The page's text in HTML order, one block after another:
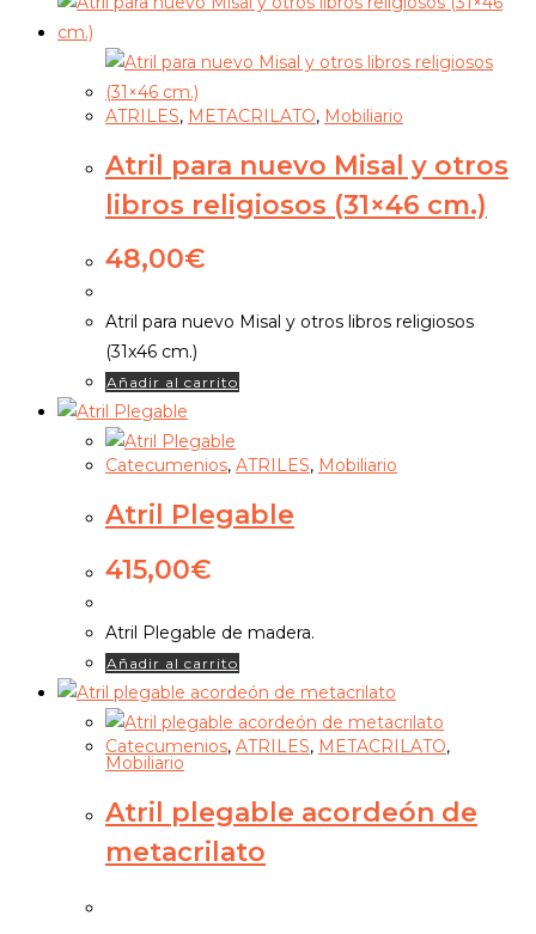
ATRILES, METACRILATO, Mobiliario
Atril para nuevo Misal y otros
libros religiosos (31×46 cm.)
48,00€
Atril para nuevo Misal y otros libros religiosos
(31x46 cm.)
Añadir al carrito
Catecumenios, ATRILES, Mobiliario
Atril Plegable
415,00€
Atril Plegable de madera.
Añadir al carrito
Catecumenios, ATRILES, METACRILATO,
Mobiliario
Atril plegable acordeón de
metacrilato